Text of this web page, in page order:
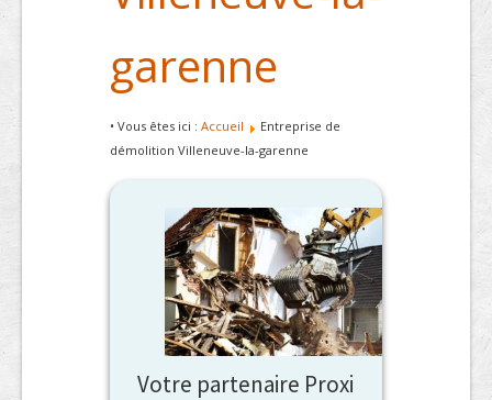
garenne
• Vous êtes ici : Accueil
Entreprise de
démolition Villeneuve-la-garenne
Votre partenaire Proxi